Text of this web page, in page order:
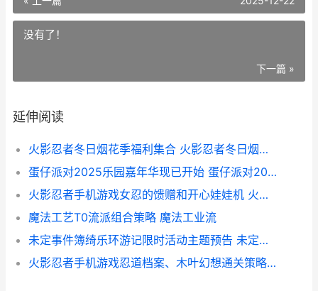
没有了！
下一篇 »
延伸阅读
火影忍者冬日烟花季福利集合 火影忍者冬日烟花季多少划算
蛋仔派对2025乐园嘉年华现已开始 蛋仔派对2025乐器怎么获得
火影忍者手机游戏女忍的馈赠和开心娃娃机 火影忍者手机游戏PS5手柄玩
魔法工艺T0流派组合策略 魔法工业流
未定事件簿绮乐环游记限时活动主题预告 未定事件簿未名绮思
火影忍者手机游戏忍道档案、木叶幻想通关策略 火影忍者手游,下载